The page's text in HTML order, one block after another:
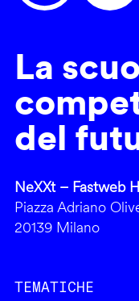
La
del
NeXXt – Fastweb
Piazza Adriano
20139 Milano
TEMATICHE